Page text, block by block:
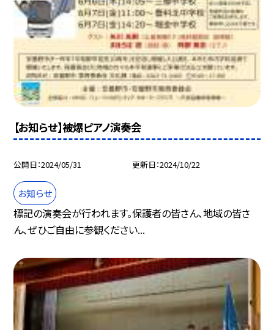
【お知らせ】被爆ピアノ演奏会
公開日 2024/05/31 更新日 2024/10/22
お知らせ
標記の演奏会が行われます。保護者の皆さん、地域の皆さ
ん、ぜひご自由に参観ください...